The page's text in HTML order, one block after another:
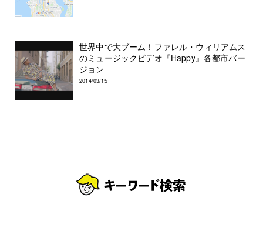
世界中で大ブーム！ファレル・ウィリアムス
のミュージックビデオ『Happy』各都市バー
ジョン
2014/03/15